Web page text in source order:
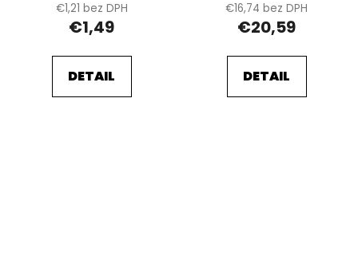
€1,21 bez DPH
€1,49
DETAIL
€16,74 bez DPH
€20,59
DETAIL